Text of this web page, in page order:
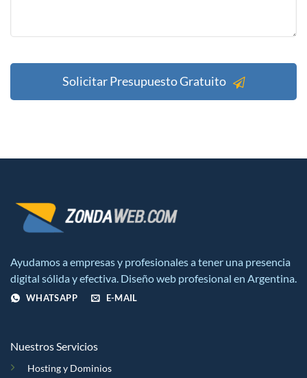
Solicitar Presupuesto Gratuito
Ayudamos a empresas y profesionales a tener una presencia
digital sólida y efectiva. Diseño web profesional en Argentina.
WHATSAPP E-MAIL
Nuestros Servicios
Hosting y Dominios